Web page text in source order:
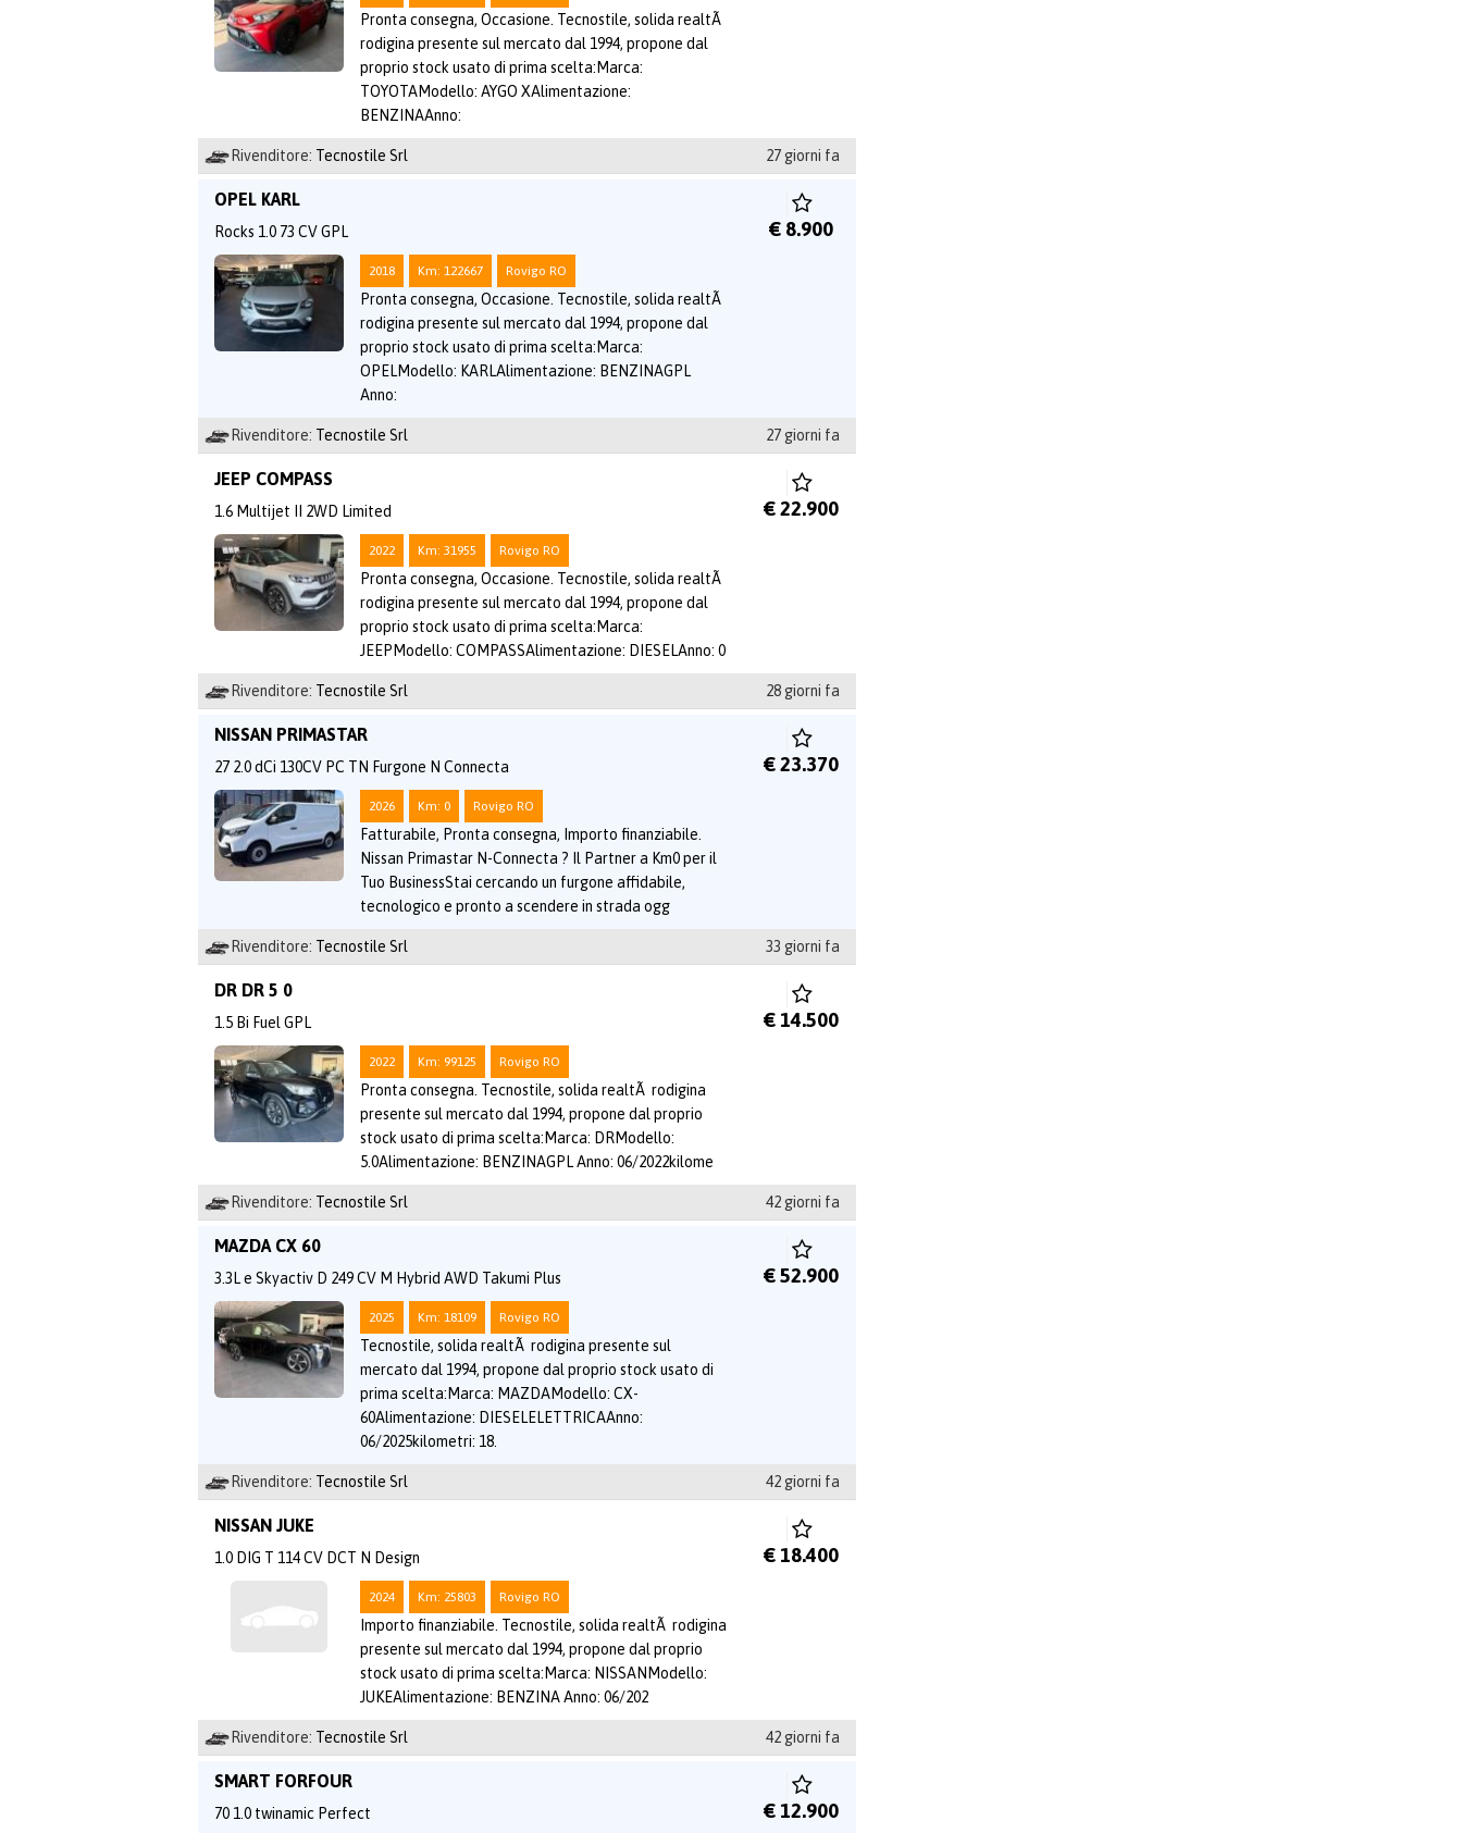
Pronta consegna, Occasione. Tecnostile, solida realtÃ
rodigina presente sul mercato dal 1994, propone dal
proprio stock usato di prima scelta:Marca:
TOYOTAModello: AYGO XAlimentazione:
BENZINAAnno:
Rivenditore: Tecnostile Srl 27 giorni fa
OPEL KARL
Rocks 1.0 73 CV GPL
2018 Km: 122667 Rovigo RO
Pronta consegna, Occasione. Tecnostile, solida realtÃ
rodigina presente sul mercato dal 1994, propone dal
proprio stock usato di prima scelta:Marca:
OPELModello: KARLAlimentazione: BENZINAGPL
Anno:
€ 8.900
Rivenditore: Tecnostile Srl 27 giorni fa
JEEP COMPASS
1.6 Multijet II 2WD Limited
2022 Km: 31955 Rovigo RO
Pronta consegna, Occasione. Tecnostile, solida realtÃ
rodigina presente sul mercato dal 1994, propone dal
proprio stock usato di prima scelta:Marca:
JEEPModello: COMPASSAlimentazione: DIESELAnno: 0
€ 22.900
Rivenditore: Tecnostile Srl 28 giorni fa
NISSAN PRIMASTAR
27 2.0 dCi 130CV PC TN Furgone N Connecta
2026 Km: 0 Rovigo RO
Fatturabile, Pronta consegna, Importo finanziabile.
Nissan Primastar N-Connecta ? Il Partner a Km0 per il
Tuo BusinessStai cercando un furgone affidabile,
tecnologico e pronto a scendere in strada ogg
€ 23.370
Rivenditore: Tecnostile Srl 33 giorni fa
DR DR 5 0
1.5 Bi Fuel GPL
2022 Km: 99125 Rovigo RO
Pronta consegna. Tecnostile, solida realtÃ rodigina
presente sul mercato dal 1994, propone dal proprio
stock usato di prima scelta:Marca: DRModello:
5.0Alimentazione: BENZINAGPL Anno: 06/2022kilome
€ 14.500
Rivenditore: Tecnostile Srl 42 giorni fa
MAZDA CX 60
3.3L e Skyactiv D 249 CV M Hybrid AWD Takumi Plus
2025 Km: 18109 Rovigo RO
Tecnostile, solida realtÃ rodigina presente sul
mercato dal 1994, propone dal proprio stock usato di
prima scelta:Marca: MAZDAModello: CX-
60Alimentazione: DIESELELETTRICAAnno:
06/2025kilometri: 18.
€ 52.900
Rivenditore: Tecnostile Srl 42 giorni fa
NISSAN JUKE
1.0 DIG T 114 CV DCT N Design
2024 Km: 25803 Rovigo RO
Importo finanziabile. Tecnostile, solida realtÃ rodigina
presente sul mercato dal 1994, propone dal proprio
stock usato di prima scelta:Marca: NISSANModello:
JUKEAlimentazione: BENZINA Anno: 06/202
€ 18.400
Rivenditore: Tecnostile Srl 42 giorni fa
SMART FORFOUR
70 1.0 twinamic Perfect € 12.900